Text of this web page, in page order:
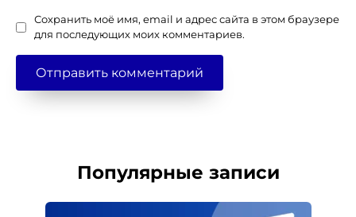
Сохранить моё имя, email и адрес сайта в этом браузере
для последующих моих комментариев.
Популярные записи